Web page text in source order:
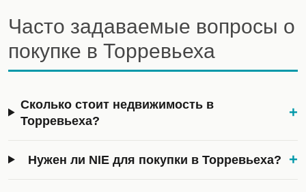
Часто задаваемые вопросы о
покупке в Торревьеха
Сколько стоит недвижимость в
Торревьеха?
+
Нужен ли NIE для покупки в Торревьеха? +